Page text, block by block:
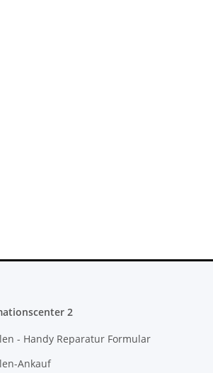
2
- Handy Reparatur Formular
Ankauf